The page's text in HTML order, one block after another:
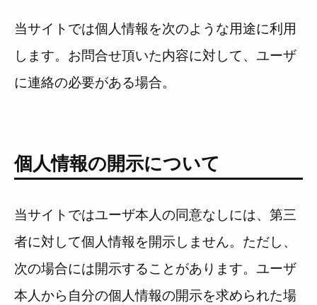
当サイトでは個人情報を次のような用途に利用
します。お問合せ頂いた内容に対して、ユーザ
に連絡の必要がある場合。
個人情報の開示について
当サイトではユーザ本人の同意なしには、第三
者に対して個人情報を開示しません。ただし、
次の場合には開示することがあります。ユーザ
本人から自分の個人情報の開示を求められた場